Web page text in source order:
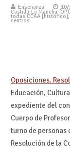
Enseñanza
Castilla-La Mancha,
todas CCAA [histórico],
centros
Oposiciones.
Educación,
expediente del
Cuerpo de
turno de personas
Resolución de la